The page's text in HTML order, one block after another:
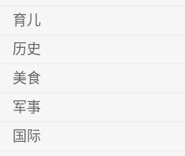
育儿
历史
美食
军事
国际